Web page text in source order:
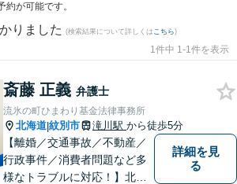
が可能です。
りました (検索結果について詳しくは こちら)
1件中 1-1件を表示
斎藤 正義 弁護士
流氷の町ひまわり基金法律事務所
北海道|紋別市 滝川駅 から徒歩5分
【離婚／交通事故／不動産／
行政事件／消費者問題など多
様なトラブルに対応！】北海
詳細を見
る